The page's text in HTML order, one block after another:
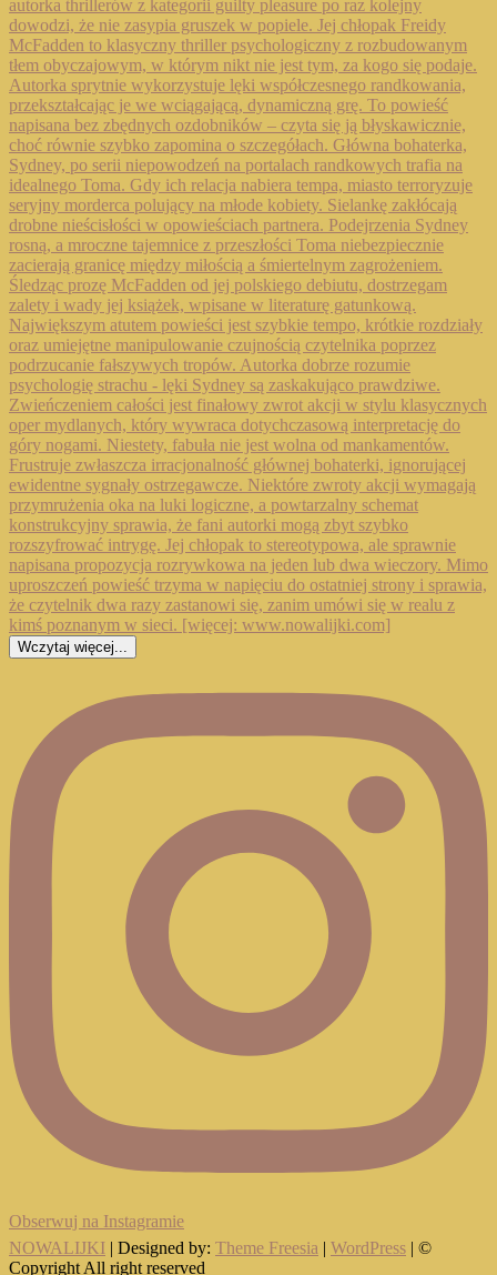
Wczytaj więcej...
Obserwuj na Instagramie
NOWALIJKI | Designed by: Theme Freesia | WordPress | ©
Copyright All right reserved